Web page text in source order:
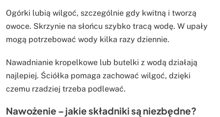
Ogórki lubią wilgoć, szczególnie gdy kwitną i tworzą
owoce. Skrzynie na słońcu szybko tracą wodę. W upały
mogą potrzebować wody kilka razy dziennie.
Nawadnianie kropelkowe lub butelki z wodą działają
najlepiej. Ściółka pomaga zachować wilgoć, dzięki
czemu rzadziej trzeba podlewać.
Nawożenie – jakie składniki są niezbędne?